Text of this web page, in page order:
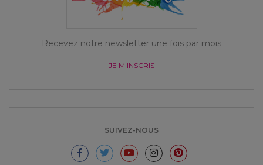
Recevez notre newsletter une fois par mois
JE M'INSCRIS
SUIVEZ-NOUS